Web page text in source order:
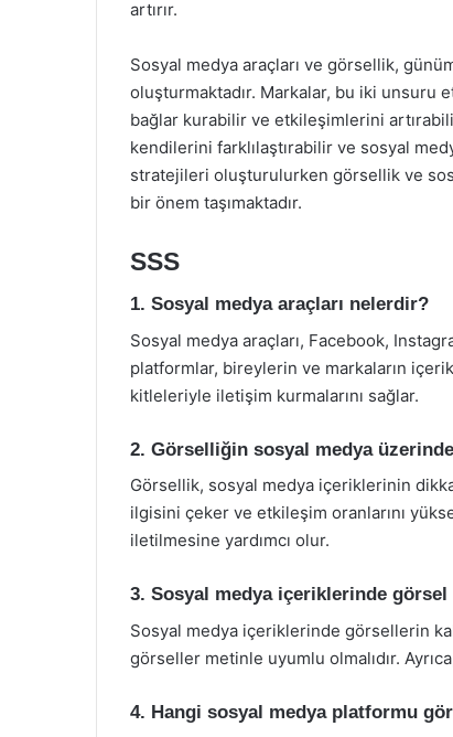
artırır.
Sosyal medya araçları ve görsellik,
oluşturmaktadır. Markalar, bu iki
bağlar kurabilir ve etkileşimlerini
kendilerini farklılaştırabilir ve sosyal
stratejileri oluşturulurken görsellik ve
bir önem taşımaktadır.
SSS
1. Sosyal medya araçları nelerdir?
Sosyal medya araçları, Facebook,
platformlar, bireylerin ve markaların
kitleleriyle iletişim kurmalarını sağlar.
2. Görselliğin sosyal medya
Görsellik, sosyal medya içeriklerinin
ilgisini çeker ve etkileşim oranlarını
iletilmesine yardımcı olur.
3. Sosyal medya içeriklerinde görsel
Sosyal medya içeriklerinde görsellerin
görseller metinle uyumlu olmalıdır.
4. Hangi sosyal medya platformu